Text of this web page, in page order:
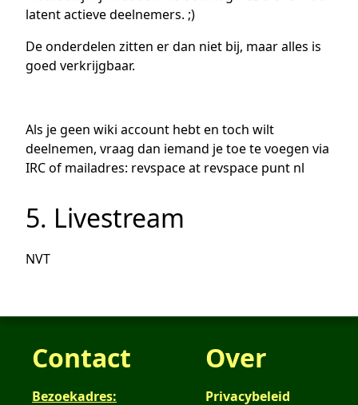
latent actieve deelnemers. ;)
De onderdelen zitten er dan niet bij, maar alles is
goed verkrijgbaar.
Als je geen wiki account hebt en toch wilt
deelnemen, vraag dan iemand je toe te voegen via
IRC of mailadres: revspace at revspace punt nl
5. Livestream
NVT
Contact
Bezoekadres:
Over
Privacybeleid